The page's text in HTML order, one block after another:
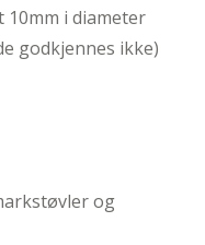
10mm i diameter
godkjennes ikke)
og